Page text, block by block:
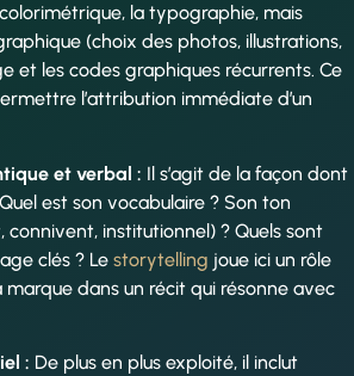
la typographie, mais
(choix des photos, illustrations,
et les codes graphiques récurrents. Ce
l’attribution immédiate d’un
et verbal : Il s’agit de la façon dont
est son vocabulaire ? Son ton
connivent, institutionnel) ? Quels sont
clés ? Le storytelling joue ici un rôle
dans un récit qui résonne avec
: De plus en plus exploité, il inclut